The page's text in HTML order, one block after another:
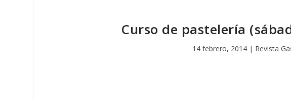
Curso de pastelería
14 febrero, 2014| Revista